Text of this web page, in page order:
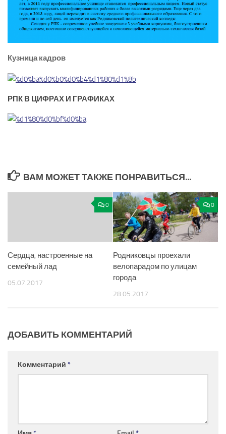
Кузница кадров
РПК В ЦИФРАХ И ГРАФИКАХ
ВАМ МОЖЕТ ТАКЖЕ ПОНРАВИТЬСЯ...
0
Сердца, настроенные на
семейный лад
05.07.2017
0
Родниковцы проехали
велопарадом по улицам
города
28.05.2017
ДОБАВИТЬ КОММЕНТАРИЙ
Комментарий *